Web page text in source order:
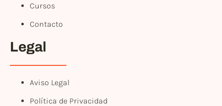
Cursos
Contacto
Legal
Aviso Legal
Política de Privacidad